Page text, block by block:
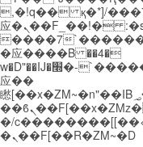
,�!q�� қ�*]/���؝�2��7�SMc�s"���ޭ�DQ/�
应�ܢ��F_��!� :�s"��
����7
�应����B ��4�
w�D"��IJ�׭�-`������S��9�Dr�ji��EJ߅��gJ�
应��
矁[��x�ZM~�n"��IB؃��!'����Тѕ��+��(m��IK�ʭ�/|
��ϐܢ��F[��x�ZMz�G�� %嬩
�/
�ܢ��F[��R�ZM~�D